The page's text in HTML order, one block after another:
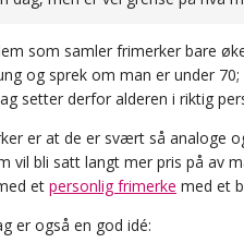
som samler frimerker bare
og sprek om man er under
setter derfor alderen i riktig
er at de er svært så analoge
vil bli satt langt mer pris på av
et personlig frimerke med et
er også en god idé: